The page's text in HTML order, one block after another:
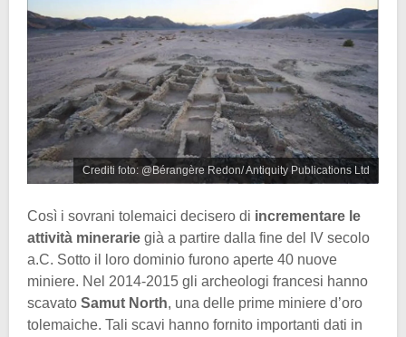
Crediti foto: @Bérangère Redon/ Antiquity Publications Ltd
Così i sovrani tolemaici decisero di incrementare le
attività minerarie già a partire dalla fine del IV secolo
a.C. Sotto il loro dominio furono aperte 40 nuove
miniere. Nel 2014-2015 gli archeologi francesi hanno
scavato Samut North, una delle prime miniere d’oro
tolemaiche. Tali scavi hanno fornito importanti dati in